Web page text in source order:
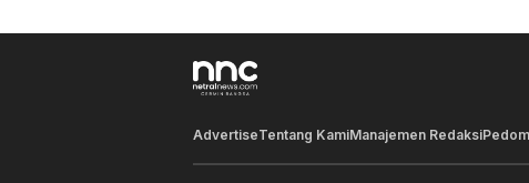
AdvertiseTentang KamiManajemen Redaksi